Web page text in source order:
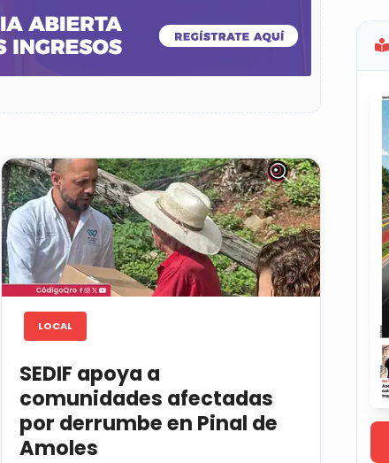
LOCAL
SEDIF apoya a
comunidades afectadas
por derrumbe en Pinal de
Amoles